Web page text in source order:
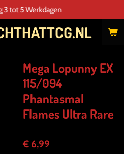
3 tot 5 Werkdagen
Mega Lopunny EX
115/094
Phantasmal
Flames Ultra Rare
€ 6,99